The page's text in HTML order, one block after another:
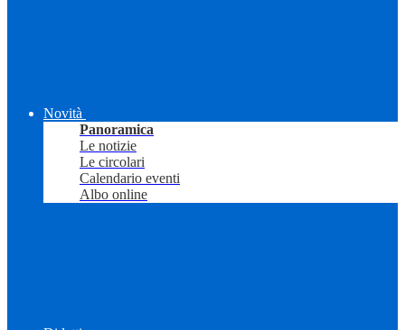
Novità
Panoramica
Le notizie
Le circolari
Calendario eventi
Albo online